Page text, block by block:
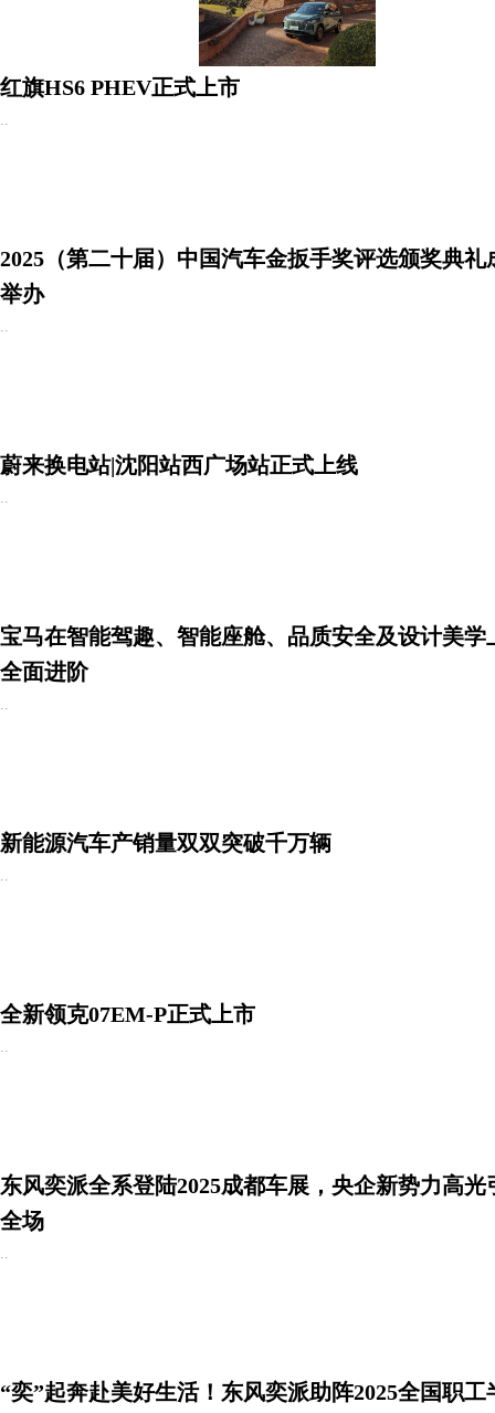
红旗HS6 PHEV正式上市
2025（第二十届）中国汽车金扳手奖评选颁奖典礼
举办
蔚来换电站|沈阳站西广场站正式上线
宝马在智能驾趣、智能座舱、品质安全及设计美学
全面进阶
新能源汽车产销量双双突破千万辆
全新领克07EM-P正式上市
东风奕派全系登陆2025成都车展，央企新势力高光
全场
“奕”起奔赴美好生活！东风奕派助阵2025全国职工